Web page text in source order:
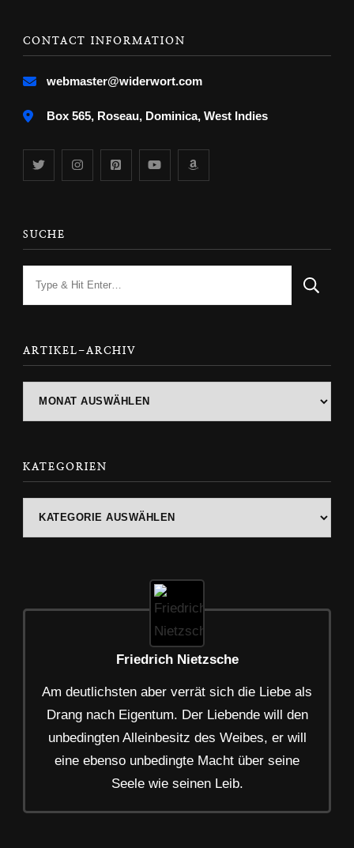
CONTACT INFORMATION
webmaster@widerwort.com
Box 565, Roseau, Dominica, West Indies
SUCHE
ARTIKEL-ARCHIV
KATEGORIEN
Friedrich Nietzsche
Am deutlichsten aber verrät sich die Liebe als
Drang nach Eigentum. Der Liebende will den
unbedingten Alleinbesitz des Weibes, er will
eine ebenso unbedingte Macht über seine
Seele wie seinen Leib.